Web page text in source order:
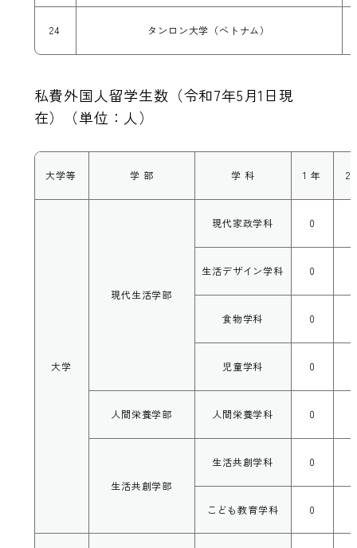
24 タンロン大学（ベトナム）
私費外国人留学生数（令和7年5月1日現
在）（単位：人）
大学等 学 部 学 科 1 年 2
大学
現代生活学部
現代家政学科 0
生活デザイン学科 0
食物学科 0
児童学科 0
人間栄養学部 人間栄養学科 0
生活共創学部
生活共創学科 0
こども教育学科 0